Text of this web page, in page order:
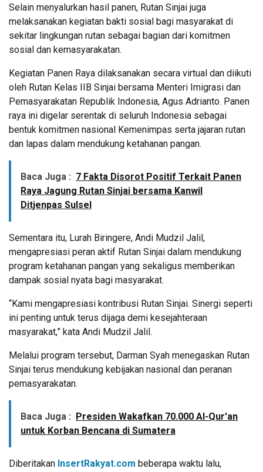
Selain menyalurkan hasil panen, Rutan Sinjai juga
melaksanakan kegiatan bakti sosial bagi masyarakat di
sekitar lingkungan rutan sebagai bagian dari komitmen
sosial dan kemasyarakatan.
Kegiatan Panen Raya dilaksanakan secara virtual dan diikuti
oleh Rutan Kelas IIB Sinjai bersama Menteri Imigrasi dan
Pemasyarakatan Republik Indonesia, Agus Adrianto. Panen
raya ini digelar serentak di seluruh Indonesia sebagai
bentuk komitmen nasional Kemenimpas serta jajaran rutan
dan lapas dalam mendukung ketahanan pangan.
Baca Juga : 7 Fakta Disorot Positif Terkait Panen
Raya Jagung Rutan Sinjai bersama Kanwil
Ditjenpas Sulsel
Sementara itu, Lurah Biringere, Andi Mudzil Jalil,
mengapresiasi peran aktif Rutan Sinjai dalam mendukung
program ketahanan pangan yang sekaligus memberikan
dampak sosial nyata bagi masyarakat.
“Kami mengapresiasi kontribusi Rutan Sinjai. Sinergi seperti
ini penting untuk terus dijaga demi kesejahteraan
masyarakat,” kata Andi Mudzil Jalil.
Melalui program tersebut, Darman Syah menegaskan Rutan
Sinjai terus mendukung kebijakan nasional dan peranan
pemasyarakatan.
Baca Juga : Presiden Wakafkan 70.000 Al-Qur'an
untuk Korban Bencana di Sumatera
Diberitakan InsertRakyat.com beberapa waktu lalu,